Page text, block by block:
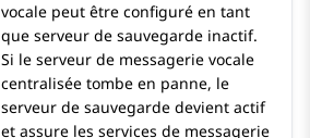
vocale peut être configuré en tant
que serveur de sauvegarde inactif.
Si le serveur de messagerie vocale
centralisée tombe en panne, le
serveur de sauvegarde devient actif
et assure les services de messagerie